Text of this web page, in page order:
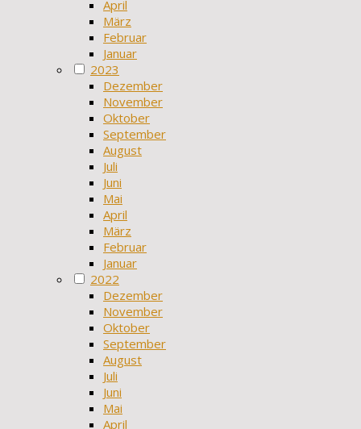
April
März
Februar
Januar
2023
Dezember
November
Oktober
September
August
Juli
Juni
Mai
April
März
Februar
Januar
2022
Dezember
November
Oktober
September
August
Juli
Juni
Mai
April